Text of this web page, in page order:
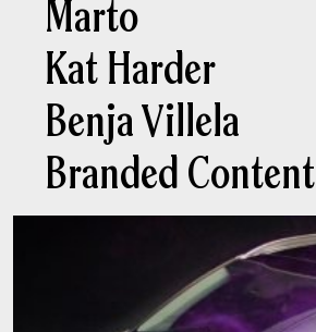
Cash Rebate
Contacto
Marto
Kat Harder
Benja Villela
Branded Content